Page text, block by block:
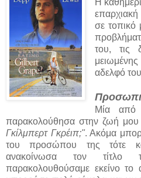
σε τοπικό
του, τις
αδελφό
Μία από
παρακολούθησα στην ζωή μου
Γκίλμπερτ Γκρέιπ;". Ακόμα
του προσώπου της τότε
ανακοίνωσα τον
παρακολουθούσαμε εκείνο το